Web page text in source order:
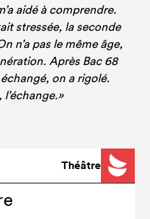
aidé à comprendre.
stressée, la seconde
n’a pas le même âge,
Après Bac 68
on a rigolé.
Théâtre